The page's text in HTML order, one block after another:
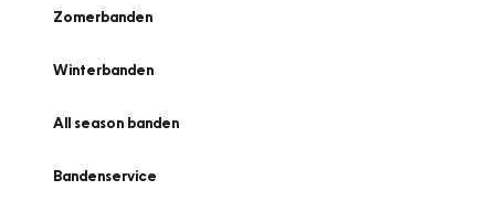
Zomerbanden
Winterbanden
All season banden
Bandenservice